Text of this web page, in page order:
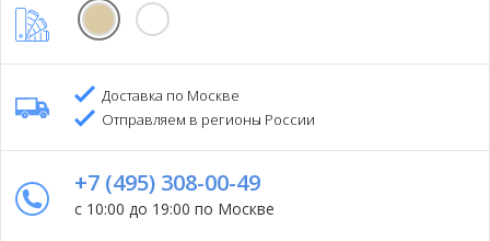
Доставка по Москве
Отправляем в регионы России
+7 (495) 308-00-49
с 10:00 до 19:00 по Москве